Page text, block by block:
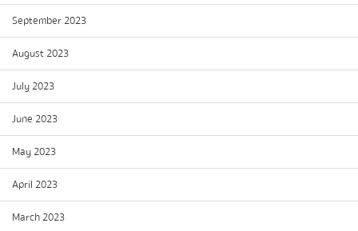
September 2023
August 2023
July 2023
June 2023
May 2023
April 2023
March 2023